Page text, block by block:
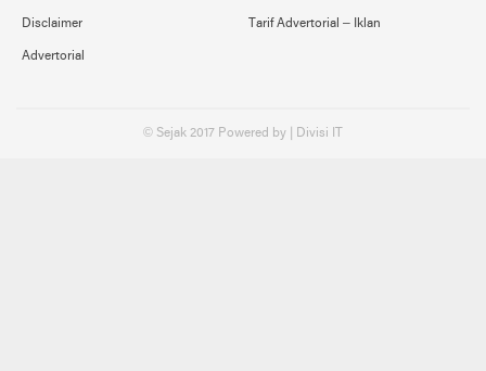
Disclaimer Tarif Advertorial – Iklan
Advertorial
© Sejak 2017 Powered by | Divisi IT